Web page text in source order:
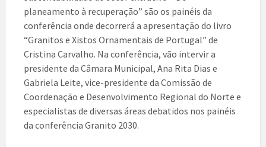
planeamento à recuperação” são os painéis da
conferência onde decorrerá a apresentação do livro
“Granitos e Xistos Ornamentais de Portugal” de
Cristina Carvalho. Na conferência, vão intervir a
presidente da Câmara Municipal, Ana Rita Dias e
Gabriela Leite, vice-presidente da Comissão de
Coordenação e Desenvolvimento Regional do Norte e
especialistas de diversas áreas debatidos nos painéis
da conferência Granito 2030.